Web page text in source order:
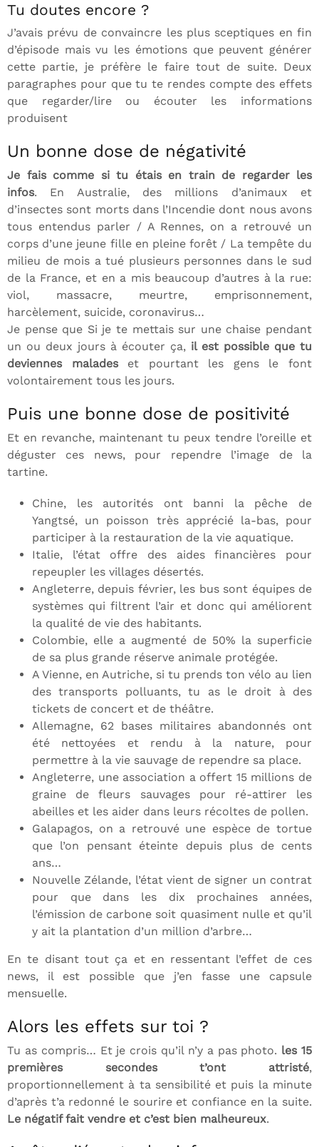
Tu doutes encore ?
J’avais prévu de convaincre les plus sceptiques en fin
d’épisode mais vu les émotions que peuvent générer
cette partie, je préfère le faire tout de suite. Deux
paragraphes pour que tu te rendes compte des effets
que regarder/lire ou écouter les informations
produisent
Un bonne dose de négativité
Je fais comme si tu étais en train de regarder les
infos. En Australie, des millions d’animaux et
d’insectes sont morts dans l’Incendie dont nous avons
tous entendus parler / A Rennes, on a retrouvé un
corps d’une jeune fille en pleine forêt / La tempête du
milieu de mois a tué plusieurs personnes dans le sud
de la France, et en a mis beaucoup d’autres à la rue:
viol, massacre, meurtre, emprisonnement,
harcèlement, suicide, coronavirus…
Je pense que Si je te mettais sur une chaise pendant
un ou deux jours à écouter ça, il est possible que tu
deviennes maladeset pourtant les gens le font
volontairement tous les jours.
Puis une bonne dose de positivité
Et en revanche, maintenant tu peux tendre l’oreille et
déguster ces news, pour rependre l’image de la
tartine.
Chine, les autorités ont banni la pêche de
Yangtsé, un poisson très apprécié la-bas, pour
participer à la restauration de la vie aquatique.
Italie, l’état offre des aides financières pour
repeupler les villages désertés.
Angleterre, depuis février, les bus sont équipes de
systèmes qui filtrent l’air et donc qui améliorent
la qualité de vie des habitants.
Colombie, elle a augmenté de 50% la superficie
de sa plus grande réserve animale protégée.
A Vienne, en Autriche, si tu prends ton vélo au lien
des transports polluants, tu as le droit à des
tickets de concert et de théâtre.
Allemagne, 62 bases militaires abandonnés ont
été nettoyées et rendu à la nature, pour
permettre à la vie sauvage de rependre sa place.
Angleterre, une association a offert 15 millions de
graine de fleurs sauvages pour ré-attirer les
abeilles et les aider dans leurs récoltes de pollen.
Galapagos, on a retrouvé une espèce de tortue
que l’on pensant éteinte depuis plus de cents
ans…
Nouvelle Zélande, l’état vient de signer un contrat
pour que dans les dix prochaines années,
l’émission de carbone soit quasiment nulle et qu’il
y ait la plantation d’un million d’arbre…
En te disant tout ça et en ressentant l’effet de ces
news, il est possible que j’en fasse une capsule
mensuelle.
Alors les effets sur toi ?
Tu as compris… Et je crois qu’il n’y a pas photo. les 15
premières secondes t’ont attristé,
proportionnellement à ta sensibilité et puis la minute
d’après t’a redonné le sourire et confiance en la suite.
Le négatif fait vendre et c’est bien malheureux.